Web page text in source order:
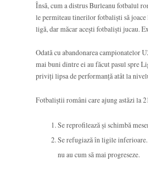
Însă, cum a distrus Burleanu fotbalul
le permiteau tinerilor fotbaliști să
ligă, dar măcar acești fotbaliști jucau.
Odată cu abandonarea campionatelor
mai buni dintre ei au făcut pasul spre
priviți lipsa de performanță atât la
Fotbaliștii români care ajung astăzi la
Se reprofilează și schimbă
Se refugiază în ligile
nu au cum să mai progreseze.